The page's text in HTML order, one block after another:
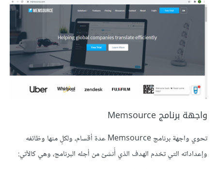
واجهة برنامج Memsource
تحوي واجهة برنامج Memsource عدة أقسام، ولكلٍ منها وظائفه
وإعداداته التي تخدم الهدف الذي أُنشئ من أجله البرنامج، وهي كالآتي: